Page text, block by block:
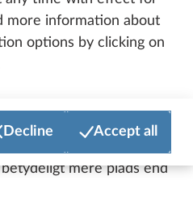
more information about
options by clicking on
Decline Accept all
hjerte
modellerne (bortset
på 160 liter. Fra og med
mere plads end